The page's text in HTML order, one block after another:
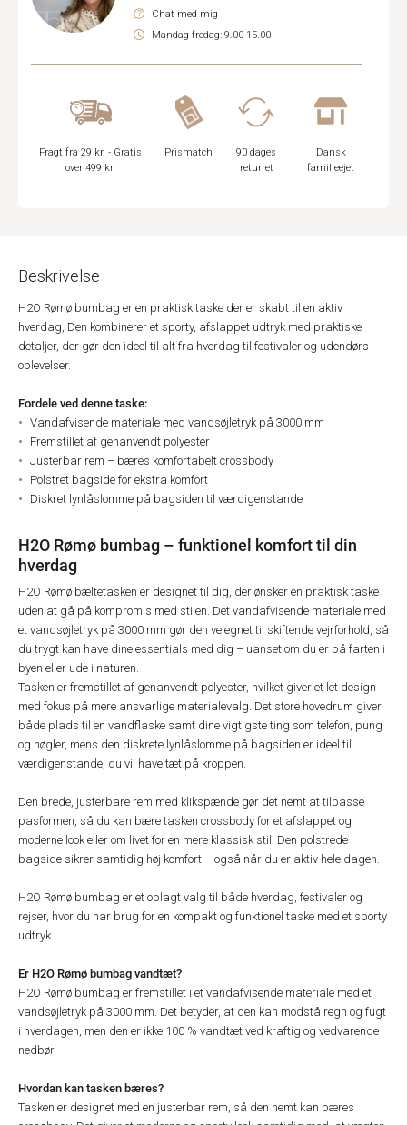
Chat med mig
Mandag-fredag: 9.00-15.00
Fragt fra 29 kr. - Gratis
over 499 kr.
Prismatch
90 dages
returret
Dansk
familieejet
Beskrivelse
H2O Rømø bumbag er en praktisk taske der er skabt til en aktiv
hverdag, Den kombinerer et sporty, afslappet udtryk med praktiske
detaljer, der gør den ideel til alt fra hverdag til festivaler og udendørs
oplevelser.
Fordele ved denne taske:
Vandafvisende materiale med vandsøjletryk på 3000 mm
Fremstillet af genanvendt polyester
Justerbar rem – bæres komfortabelt crossbody
Polstret bagside for ekstra komfort
Diskret lynlåslomme på bagsiden til værdigenstande
H2O Rømø bumbag – funktionel komfort til din
hverdag
H2O Rømø bæltetasken er designet til dig, der ønsker en praktisk taske
uden at gå på kompromis med stilen. Det vandafvisende materiale med
et vandsøjletryk på 3000 mm gør den velegnet til skiftende vejrforhold, så
du trygt kan have dine essentials med dig – uanset om du er på farten i
byen eller ude i naturen.
Tasken er fremstillet af genanvendt polyester, hvilket giver et let design
med fokus på mere ansvarlige materialevalg. Det store hovedrum giver
både plads til en vandflaske samt dine vigtigste ting som telefon, pung
og nøgler, mens den diskrete lynlåslomme på bagsiden er ideel til
værdigenstande, du vil have tæt på kroppen.
Den brede, justerbare rem med klikspænde gør det nemt at tilpasse
pasformen, så du kan bære tasken crossbody for et afslappet og
moderne look eller om livet for en mere klassisk stil. Den polstrede
bagside sikrer samtidig høj komfort – også når du er aktiv hele dagen.
H2O Rømø bumbag er et oplagt valg til både hverdag, festivaler og
rejser, hvor du har brug for en kompakt og funktionel taske med et sporty
udtryk.
Er H2O Rømø bumbag vandtæt?
H2O Rømø bumbag er fremstillet i et vandafvisende materiale med et
vandsøjletryk på 3000 mm. Det betyder, at den kan modstå regn og fugt
i hverdagen, men den er ikke 100 % vandtæt ved kraftig og vedvarende
nedbør.
Hvordan kan tasken bæres?
Tasken er designet med en justerbar rem, så den nemt kan bæres